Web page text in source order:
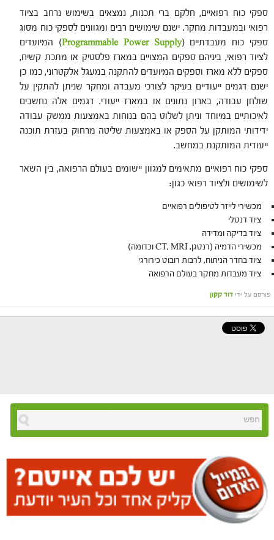
ספקי כוח רפואיים, חלקם ברי תכנות, נמצאים בשימוש נרחב בציוד
רפואי ובמעבדות מחקר. ישנם שימושים רבים ומגוונים לספקי כוח מסוג
ספקי כוח מעבדתיים (Programmable Power Supply) המיועדים
לציוד רפואי, ביניהם ספקים המצויים במארז פלסטיק או מתכת קשיח,
ספקים ללא מארז וספקים המיועדים להתקנה במעגל אלקטרוני, כמו כן
ישנם דגמים ייעודיים בעיקר לצורכי מעבדה ומחקר שניתן להתקין על
שולחן עבודה, בארון נתונים או במארז ייעודי. דגמים אלה נחשבים
לאיכותיים במיוחד וניתן לשלוט בהם בנוחות באמצעות ממשק עבודה
ידידותי המותקן על הספק או באמצעות שליטה מרחוק בעזרת תוכנה
ייעודית המותקנת במחשב.
ספקי כוח רפואיים מתאימים למגוון יישומים בעולם הרפואה, בין השאר
לשימושים ולציוד רפואי כגון:
מכשירי לייזר לטיפולים רפואיים
ציוד דנטלי
ציוד בדיקה ומדידה
מכשירי הדמיה (רנטגן, CT, MRI וכדומה)
ציוד בחדר הניתוח, לרבות רובוט כירורגי
ציוד מעבדות מחקר בעולם הרפואה
פורסם על ידי דוד קקון